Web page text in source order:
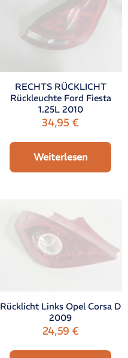
RECHTS RÜCKLICHT
Rückleuchte Ford Fiesta
1.25L 2010
34,95€
Weiterlesen
Rücklicht Links Opel Corsa D
2009
24,59 €